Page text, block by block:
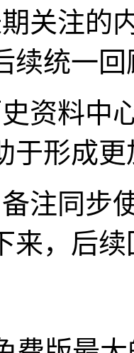
关注的
续统一
资料中
于形成
注同步
来，后